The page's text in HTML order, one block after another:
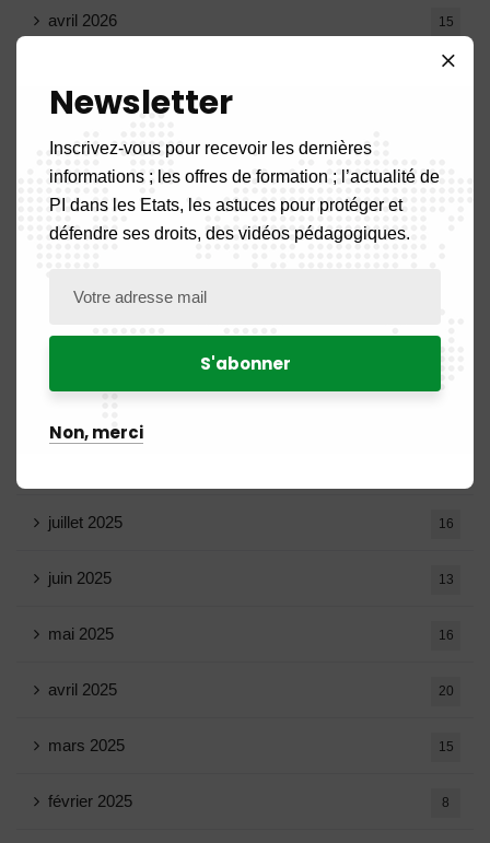
avril 2026 15
janvier 2026
décembre 2025
novembre 2025
juillet 2025 16
juin 2025 13
mai 2025 16
avril 2025 20
mars 2025 15
février 2025 8
Newsletter
Inscrivez-vous pour recevoir les dernières
informations ; les offres de formation ; l’actualité de
PI dans les Etats, les astuces pour protéger et
défendre ses droits, des vidéos pédagogiques.
Non, merci